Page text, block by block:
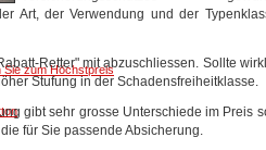
Sie zum Höchstpreis
Art, der Verwendung und der
Retter" mit abzuschliessen. Sollte
Stufung in der Schadensfreiheitklasse.
gibt sehr grosse Unterschiede im Preis
für Sie passende Absicherung.